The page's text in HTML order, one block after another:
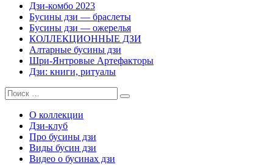
Дзи-комбо 2023
Бусины дзи — браслеты
Бусины дзи — ожерелья
КОЛЛЕКЦИОННЫЕ ДЗИ
Алтарные бусины дзи
Шри-Янтровые Артефакторы
Дзи: книги, ритуалы
О коллекции
Дзи-клуб
Про бусины дзи
Виды бусин дзи
Видео о бусинах дзи